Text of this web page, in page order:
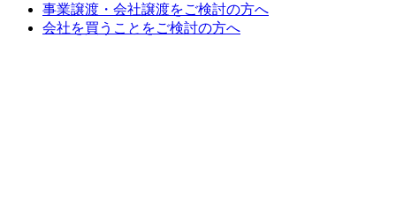
事業譲渡・会社譲渡をご検討の方へ
会社を買うことをご検討の方へ